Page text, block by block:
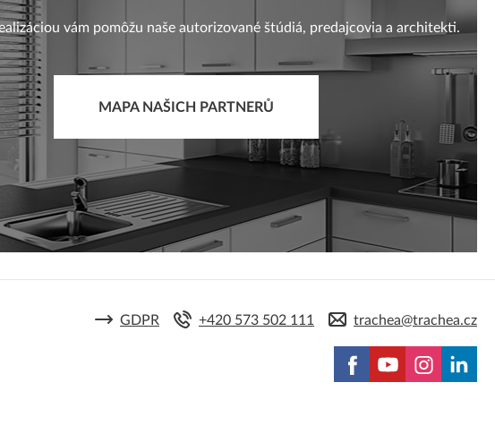
vám pomôžu naše autorizované štúdiá, predajcovia a architekti.
MAPA NAŠICH PARTNERŮ
GDPR +420 573 502 111 trachea@trachea.cz